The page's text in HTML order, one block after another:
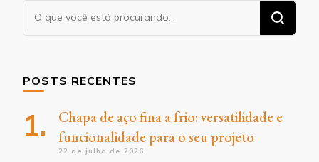
Procurando
algo?
POSTS RECENTES
Chapa de aço fina a frio: versatilidade e
funcionalidade para o seu projeto
22 de julho de 2026